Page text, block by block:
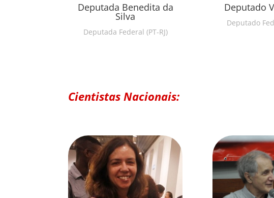
Deputada Benedita da
Silva
Deputada Federal (PT-RJ)
Deputado
Deputado
Cientistas Nacionais: